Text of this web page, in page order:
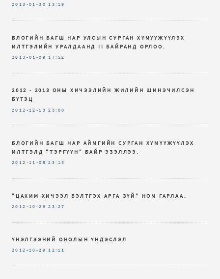
2013-01-30 13:19
БЛОГИЙН БАГШ НАР УЛСЫН СУРГАН ХҮМҮҮЖҮҮЛЭХ
ИЛТГЭЛИЙН УРАЛДААНД II БАЙРАНД ОРЛОО.
2013-01-09 17:52
2012 - 2013 ОНЫ ХИЧЭЭЛИЙН ЖИЛИЙН ШИНЭЧИЛСЭН
БҮТЭЦ
2012-12-13 23:00
БЛОГИЙН БАГШ НАР АЙМГИЙН СУРГАН ХҮМҮҮЖҮҮЛЭХ
ИЛТГЭЛД "ТЭРГҮҮН" БАЙР ЭЗЭЛЛЭЭ.
2012-11-08 23:15
"ЦАХИМ ХИЧЭЭЛ БЭЛТГЭХ АРГА ЗҮЙ" НОМ ГАРЛАА.
2012-10-29 23:27
ҮНЭЛГЭЭНИЙ ОНОЛЫН ҮНДЭСЛЭЛ
2012-10-29 12:11